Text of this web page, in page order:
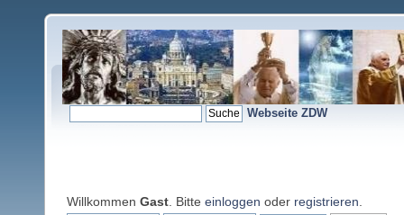
Webseite ZDW
Willkommen Gast . Bitte einloggen oder registrieren